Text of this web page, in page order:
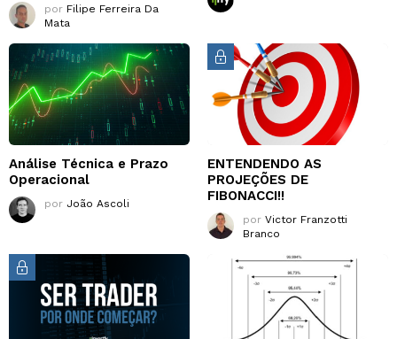
por Filipe Ferreira Da
Mata
Análise Técnica e Prazo
Operacional
por João Ascoli
ENTENDENDO AS
PROJEÇÕES DE
FIBONACCI!!
por Victor Franzotti
Branco